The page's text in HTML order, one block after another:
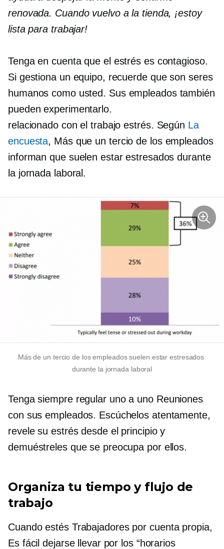
renovada. Cuando vuelvo a la tienda, ¡estoy
lista para trabajar!
Tenga en cuenta que el estrés es contagioso.
Si gestiona un equipo, recuerde que son seres
humanos como usted. Sus empleados también
pueden experimentarlo.
relacionado con el trabajo estrés. Según La
encuesta, Más que un tercio de los empleados
informan que suelen estar estresados ​​durante
la jornada laboral.
Más de un tercio de los empleados suelen estar estresados ​​
durante la jornada laboral
Tenga siempre regular uno a unoReuniones
con sus empleados. Escúchelos atentamente,
revele su estrés desde el principio y
demuéstreles que se preocupa por ellos.
Organiza tu tiempo y flujo de
trabajo
Cuando estés Trabajadores por cuenta propia,
Es fácil dejarse llevar por los “horarios